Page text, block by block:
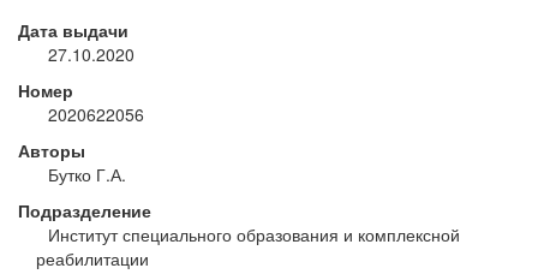
Дата выдачи
27.10.2020
Номер
2020622056
Авторы
Бутко Г.А.
Подразделение
Институт специального образования и комплексной
реабилитации